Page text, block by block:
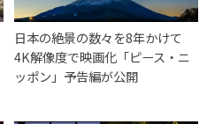
日本の絶景の数々を8年かけて
4K解像度で映画化「ピース・ニ
ッポン」予告編が公開